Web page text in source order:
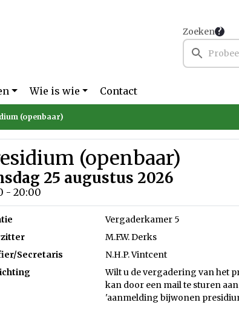
Zoeken
Wie is wie Contact
(openbaar)
(openbaar)
25 augustus 2026
- 20:00
Vergaderkamer 5
M.F.W. Derks
Secretaris
N.H.P. Vintcent
Wilt u de vergadering van het
kan door een mail te sturen
'aanmelding bijwonen